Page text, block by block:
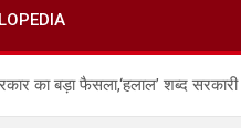
का बड़ा फैसला,‘हलाल’ शब्द